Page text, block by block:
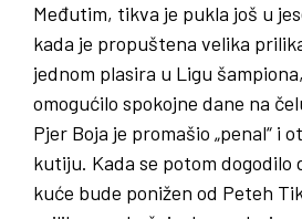
Međutim, tikva je pukla još u
kada je propuštena velika
jednom plasira u Ligu
omogućilo spokojne dane na
Pjer Boja je promašio „penal“ i
kutiju. Kada se potom dogodilo
kuće bude ponižen od Peteh